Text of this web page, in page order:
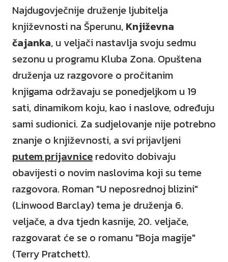
Najdugovječnije druženje ljubitelja
književnosti na Šperunu, Književna
čajanka, u veljači nastavlja svoju sedmu
sezonu u programu Kluba Zona. Opuštena
druženja uz razgovore o pročitanim
knjigama održavaju se ponedjeljkom u 19
sati, dinamikom koju, kao i naslove, određuju
sami sudionici. Za sudjelovanje nije potrebno
znanje o književnosti, a svi prijavljeni
putem prijavnice redovito dobivaju
obavijesti o novim naslovima koji su teme
razgovora. Roman "U neposrednoj blizini"
(Linwood Barclay) tema je druženja 6.
veljače, a dva tjedn kasnije, 20. veljače,
razgovarat će se o romanu "Boja magije"
(Terry Pratchett).